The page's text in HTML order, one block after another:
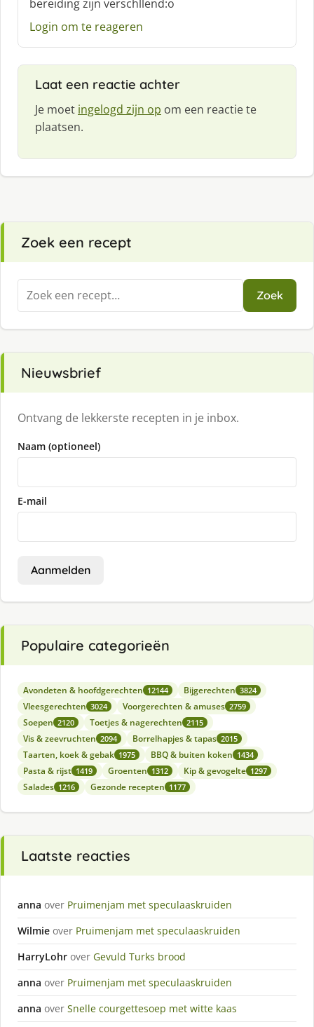
r
e
:
bereiding zijn verschllend:o
Login om te reageren
Laat een reactie achter
Je moet ingelogd zijn op om een reactie te
plaatsen.
Zoek een recept
Zoeken
naar:
Zoek
Nieuwsbrief
Ontvang de lekkerste recepten in je inbox.
Naam (optioneel)
E-mail
Aanmelden
Populaire categorieën
Avondeten & hoofdgerechten 12144 Bijgerechten 3824
Vleesgerechten 3024 Voorgerechten & amuses 2759
Soepen 2120 Toetjes & nagerechten 2115
Vis & zeevruchten 2094 Borrelhapjes & tapas 2015
Taarten, koek & gebak 1975 BBQ & buiten koken 1434
Pasta & rijst 1419 Groenten 1312 Kip & gevogelte 1297
Salades 1216 Gezonde recepten 1177
Laatste reacties
anna over Pruimenjam met speculaaskruiden
Wilmie over Pruimenjam met speculaaskruiden
HarryLohr over Gevuld Turks brood
anna over Pruimenjam met speculaaskruiden
anna over Snelle courgettesoep met witte kaas